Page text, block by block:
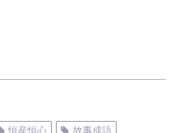
恒産恒心 故事成語